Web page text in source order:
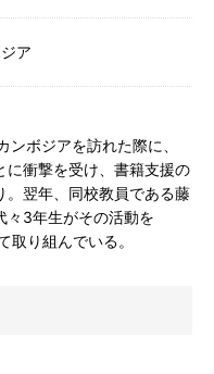
ア
ボジアを訪れた際に、
に衝撃を受け、書籍支援の
。翌年、同校教員である藤
々3年生がその活動を
取り組んでいる。